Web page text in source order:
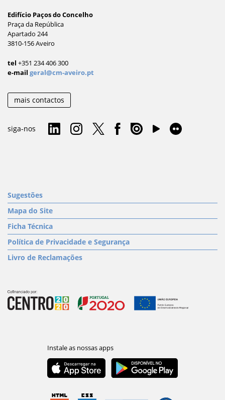
Edifício Paços do Concelho
Praça da República
Apartado 244
3810-156 Aveiro
tel +351 234 406 300
e-mail geral@cm-aveiro.pt
mais contactos
siga-nos
Sugestões
Mapa do Site
Ficha Técnica
Política de Privacidade e Segurança
Livro de Reclamações